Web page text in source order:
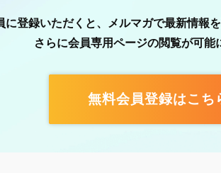
に登録いただくと、メルマガで最新情報
さらに会員専用ページの閲覧が可能
無料会員登録はこち